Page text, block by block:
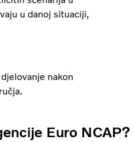
u danoj situaciji,
nakon
Euro NCAP?